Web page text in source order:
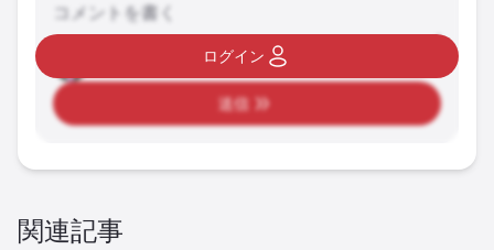
コメントを書く
送信
ログイン
関連記事